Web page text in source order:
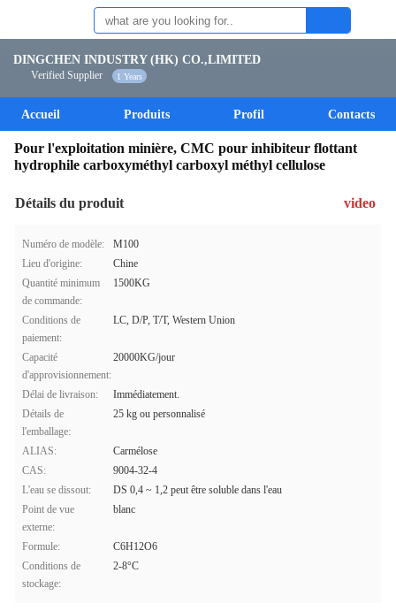
DINGCHEN INDUSTRY (HK) CO.,LIMITED
Verified Supplier 1 Years
Accueil Produits Profil Contacts
Pour l'exploitation minière, CMC pour inhibiteur flottant
hydrophile carboxyméthyl carboxyl méthyl cellulose
Détails du produit video
Numéro de modèle:
M100
Lieu d'origine:
Chine
Quantité minimum
de commande:
1500KG
Conditions de
paiement:
LC, D/P, T/T, Western Union
Capacité
d'approvisionnement:
20000KG/jour
Délai de livraison:
Immédiatement.
Détails de
l'emballage:
25 kg ou personnalisé
ALIAS:
Carmélose
CAS:
9004-32-4
L'eau se dissout:
DS 0,4 ~ 1,2 peut être soluble dans l'eau
Point de vue
externe:
blanc
Formule:
C6H12O6
Conditions de
stockage:
2-8°C